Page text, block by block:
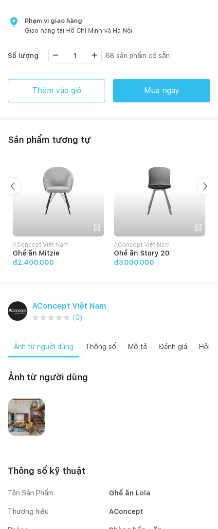
Phạm vi giao hàng
Giao hàng tại Hồ Chí Minh và Hà Nội
Số lượng 68 sản phẩm có sẵn
Thêm vào giỏ Mua ngay
Sản phẩm tương tự
AConcept Việt Nam
Ghế ăn Mitzie
đ2.400.000
AConcept Việt Nam
Ghế ăn Story 20
đ3.000.000
AConcept Việt Nam
(0)
Ảnh từ người dùng Thông số Mô tả Đánh giá Hỏi
Ảnh từ người dùng
Thông số kỹ thuật
Tên Sản Phẩm Ghế ăn Lola
Thương hiệu AConcept